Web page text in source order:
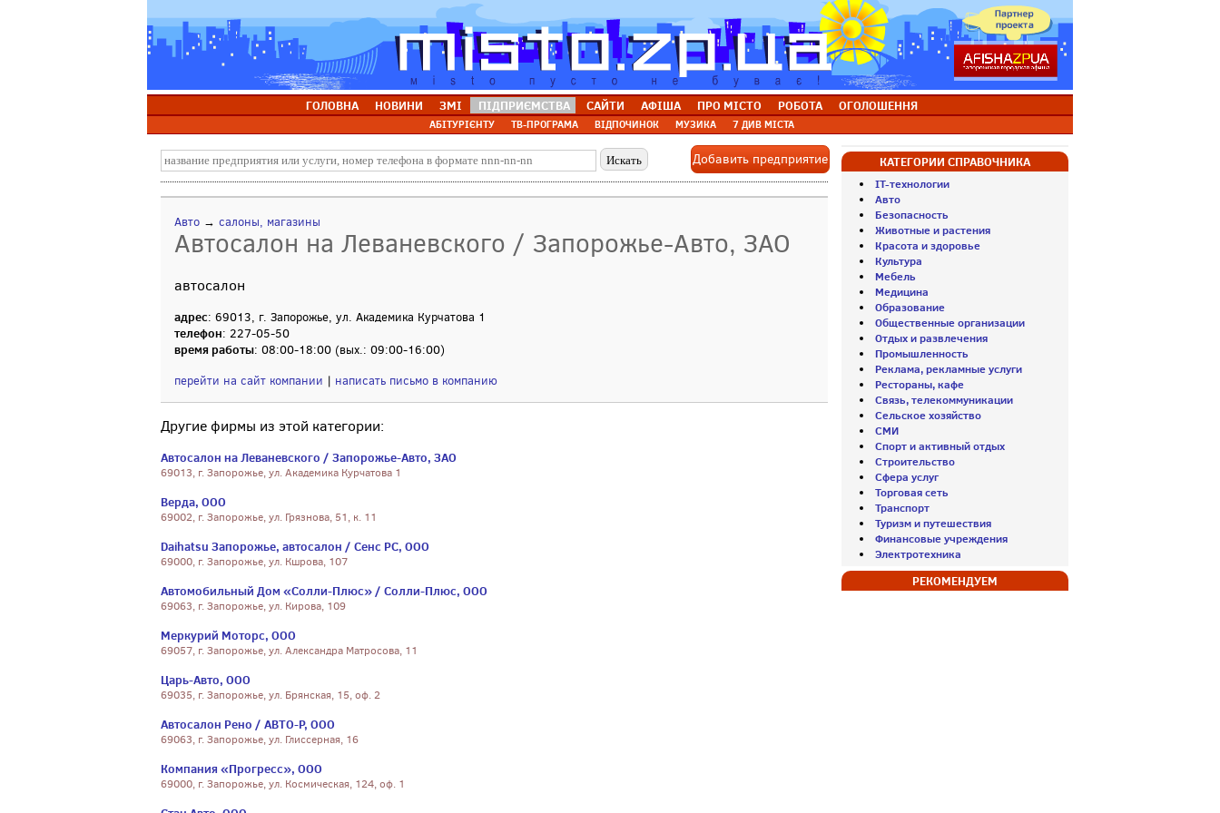
ГОЛОВНА НОВИНИ ЗМІ ПІДПРИЄМСТВА САЙТИ АФІША ПРО МІСТО РОБОТА ОГОЛОШЕННЯ
АБІТУРІЄНТУ ТВ-ПРОГРАМА ВІДПОЧИНОК МУЗИКА 7 ДИВ МІСТА
Добавить предприятие
Авто → салоны, магазины
Автосалон на Леваневского / Запорожье-Авто, ЗАО
автосалон
адрес: 69013, г. Запорожье, ул. Академика Курчатова 1
телефон: 227-05-50
время работы: 08:00-18:00 (вых.: 09:00-16:00)
перейти на сайт компании | написать письмо в компанию
Другие фирмы из этой категории:
Автосалон на Леваневского / Запорожье-Авто, ЗАО
69013, г. Запорожье, ул. Академика Курчатова 1
Верда, ООО
69002, г. Запорожье, ул. Грязнова, 51, к. 11
Daihatsu Запорожье, автосалон / Сенс РС, ООО
69000, г. Запорожье, ул. Кшрова, 107
Автомобильный Дом «Солли-Плюс» / Солли-Плюс, ООО
69063, г. Запорожье, ул. Кирова, 109
Меркурий Моторс, ООО
69057, г. Запорожье, ул. Александра Матросова, 11
Царь-Авто, ООО
69035, г. Запорожье, ул. Брянская, 15, оф. 2
Автосалон Рено / АВТО-Р, ООО
69063, г. Запорожье, ул. Глиссерная, 16
Компания «Прогресс», ООО
69000, г. Запорожье, ул. Космическая, 124, оф. 1
КАТЕГОРИИ СПРАВОЧНИКА
IT-технологии
Авто
Безопасность
Животные и растения
Красота и здоровье
Культура
Мебель
Медицина
Образование
Общественные организации
Отдых и развлечения
Промышленность
Реклама, рекламные услуги
Рестораны, кафе
Связь, телекоммуникации
Сельское хозяйство
СМИ
Спорт и активный отдых
Строительство
Сфера услуг
Торговая сеть
Транспорт
Туризм и путешествия
Финансовые учреждения
Электротехника
РЕКОМЕНДУЕМ